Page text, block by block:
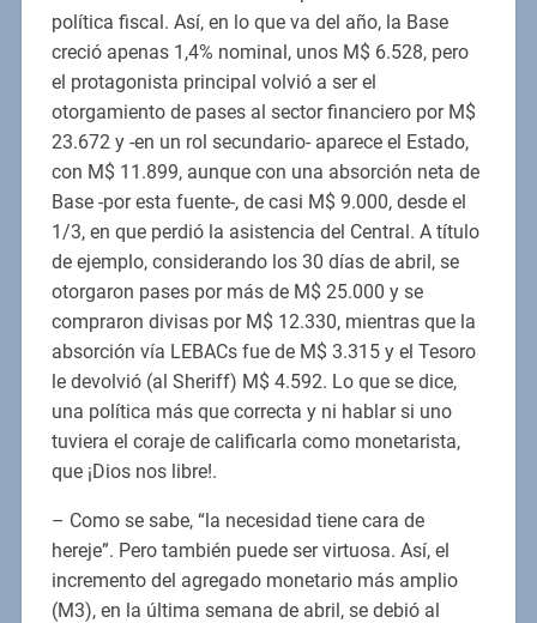
política fiscal. Así, en lo que va del año, la Base
creció apenas 1,4% nominal, unos M$ 6.528, pero
el protagonista principal volvió a ser el
otorgamiento de pases al sector financiero por M$
23.672 y -en un rol secundario- aparece el Estado,
con M$ 11.899, aunque con una absorción neta de
Base -por esta fuente-, de casi M$ 9.000, desde el
1/3, en que perdió la asistencia del Central. A título
de ejemplo, considerando los 30 días de abril, se
otorgaron pases por más de M$ 25.000 y se
compraron divisas por M$ 12.330, mientras que la
absorción vía LEBACs fue de M$ 3.315 y el Tesoro
le devolvió (al Sheriff) M$ 4.592. Lo que se dice,
una política más que correcta y ni hablar si uno
tuviera el coraje de calificarla como monetarista,
que ¡Dios nos libre!.
– Como se sabe, “la necesidad tiene cara de
hereje”. Pero también puede ser virtuosa. Así, el
incremento del agregado monetario más amplio
(M3), en la última semana de abril, se debió al